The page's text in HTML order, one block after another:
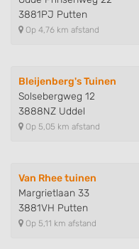
3881PJ Putten
Op 4,76 km afstand
Bleijenberg's Tuinen
Solsebergweg 12
3888NZ Uddel
Op 5,05 km afstand
Van Rhee tuinen
Margrietlaan 33
3881VH Putten
Op 5,11 km afstand